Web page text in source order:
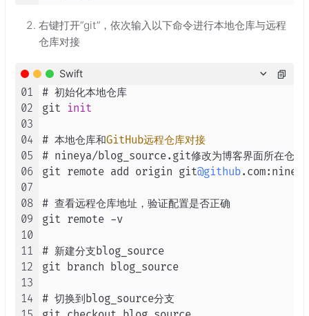
右键打开“git”，依次输入以下命令进行本地仓库与远程
仓库对接
Swift
01
02
03
04
05
06
07
08
09
10
11
12
13
14
# 初始化本地仓库
git
init
# 本地仓库和GitHub远程仓库对接
# nineya/blog_source.git修改为博客界面所在仓库
git remote add origin git@github.com:nineya
# 查看远程仓库地址，验证配置是否正确
git remote -v
# 新建分支blog_source
git branch blog_source
# 切换到blog_source分支